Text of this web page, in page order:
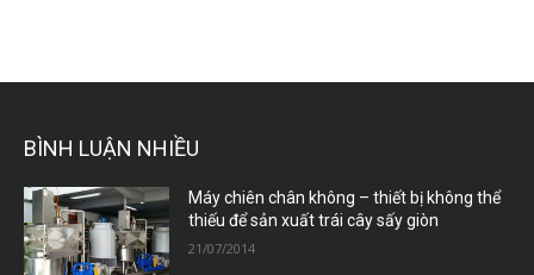
BÌNH LUẬN NHIỀU
Máy chiên chân không – thiết bị không thể
thiếu để sản xuất trái cây sấy giòn
21/07/2014